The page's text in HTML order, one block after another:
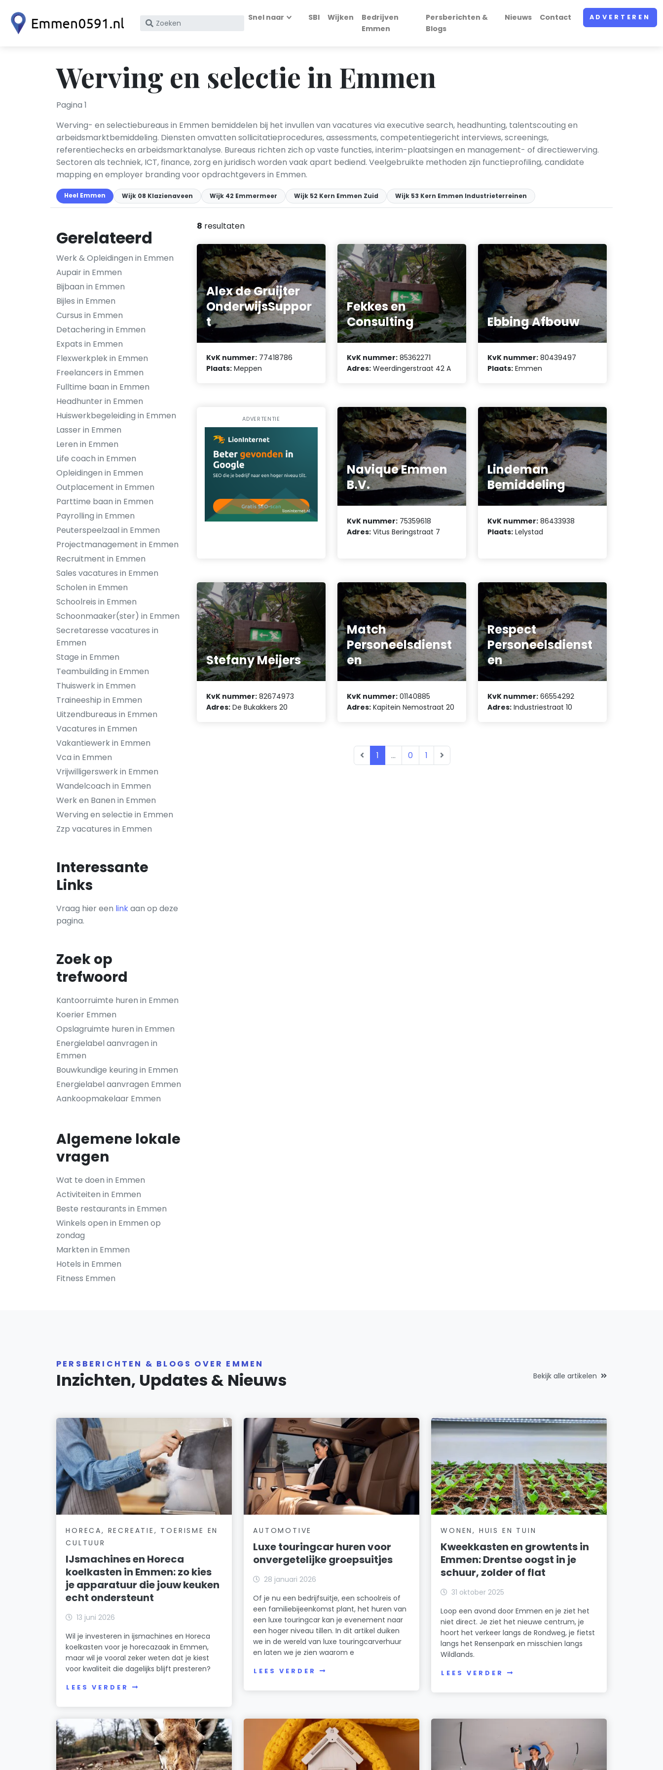
Zoek
KvK
nummer
Snel naar SBI Wijken
Bedrijven
Emmen
Persberichten &
Blogs
Nieuws Contact ADVERTEREN
Werving en selectie in Emmen
Pagina 1
Werving- en selectiebureaus in Emmen bemiddelen bij het invullen van vacatures via executive search, headhunting, talentscouting en
arbeidsmarktbemiddeling. Diensten omvatten sollicitatieprocedures, assessments, competentiegericht interviews, screenings,
referentiechecks en arbeidsmarktanalyse. Bureaus richten zich op vaste functies, interim-plaatsingen en management- of directiewerving.
Sectoren als techniek, ICT, finance, zorg en juridisch worden vaak apart bediend. Veelgebruikte methoden zijn functieprofiling, candidate
mapping en employer branding voor opdrachtgevers in Emmen.
Heel Emmen Wijk 08 Klazienaveen Wijk 42 Emmermeer Wijk 52 Kern Emmen Zuid Wijk 53 Kern Emmen Industrieterreinen
Gerelateerd
Werk & Opleidingen in Emmen
Aupair in Emmen
Bijbaan in Emmen
Bijles in Emmen
Cursus in Emmen
Detachering in Emmen
Expats in Emmen
Flexwerkplek in Emmen
Freelancers in Emmen
Fulltime baan in Emmen
Headhunter in Emmen
Huiswerkbegeleiding in Emmen
Lasser in Emmen
Leren in Emmen
Life coach in Emmen
Opleidingen in Emmen
Outplacement in Emmen
Parttime baan in Emmen
Payrolling in Emmen
Peuterspeelzaal in Emmen
Projectmanagement in Emmen
Recruitment in Emmen
Sales vacatures in Emmen
Scholen in Emmen
Schoolreis in Emmen
Schoonmaaker(ster) in Emmen
Secretaresse vacatures in
Emmen
Stage in Emmen
Teambuilding in Emmen
Thuiswerk in Emmen
Traineeship in Emmen
Uitzendbureaus in Emmen
Vacatures in Emmen
Vakantiewerk in Emmen
Vca in Emmen
Vrijwilligerswerk in Emmen
Wandelcoach in Emmen
Werk en Banen in Emmen
Werving en selectie in Emmen
Zzp vacatures in Emmen
Interessante
Links
Vraag hier een linkaan op deze
pagina.
Zoek op
trefwoord
Kantoorruimte huren in Emmen
Koerier Emmen
Opslagruimte huren in Emmen
Energielabel aanvragen in
Emmen
Bouwkundige keuring in Emmen
Energielabel aanvragen Emmen
Aankoopmakelaar Emmen
Algemene lokale
vragen
Wat te doen in Emmen
Activiteiten in Emmen
Beste restaurants in Emmen
Winkels open in Emmen op
zondag
Markten in Emmen
Hotels in Emmen
Fitness Emmen
8 resultaten
Alex de Gruijter
OnderwijsSuppor
t
KvK nummer: 77418786
Plaats: Meppen
Fekkes en
Consulting
KvK nummer: 85362271
Adres: Weerdingerstraat 42 A
Ebbing Afbouw
KvK nummer: 80439497
Plaats: Emmen
ADVERTENTIE
Navique Emmen
B.V.
KvK nummer: 75359618
Adres: Vitus Beringstraat 7
Lindeman
Bemiddeling
KvK nummer: 86433938
Plaats: Lelystad
Stefany Meijers
KvK nummer: 82674973
Adres: De Bukakkers 20
Match
Personeelsdienst
en
KvK nummer: 01140885
Adres: Kapitein Nemostraat 20
Respect
Personeelsdienst
en
KvK nummer: 66554292
Adres: Industriestraat 10
1 ... 0 1
PERSBERICHTEN & BLOGS OVER EMMEN
Inzichten, Updates & Nieuws Bekijk alle artikelen
HORECA, RECREATIE, TOERISME EN
CULTUUR
IJsmachines en Horeca
koelkasten in Emmen: zo kies
je apparatuur die jouw keuken
echt ondersteunt
13 juni 2026
Wil je investeren in ijsmachines en Horeca
koelkasten voor je horecazaak in Emmen,
maar wil je vooral zeker weten dat je kiest
voor kwaliteit die dagelijks blijft presteren?
LEES VERDER
AUTOMOTIVE
Luxe touringcar huren voor
onvergetelijke groepsuitjes
28 januari 2026
Of je nu een bedrijfsuitje, een schoolreis of
een familiebijeenkomst plant, het huren van
een luxe touringcar kan je evenement naar
een hoger niveau tillen. In dit artikel duiken
we in de wereld van luxe touringcarverhuur
en laten we je zien waarom e
LEES VERDER
WONEN, HUIS EN TUIN
Kweekkasten en growtents in
Emmen: Drentse oogst in je
schuur, zolder of flat
31 oktober 2025
Loop een avond door Emmen en je ziet het
niet direct. Je ziet het nieuwe centrum, je
hoort het verkeer langs de Rondweg, je fietst
langs het Rensenpark en misschien langs
Wildlands.
LEES VERDER